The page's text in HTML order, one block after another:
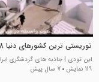
توریستی ترین کشورهای دنیا 2018
این تودی | جاذبه های گردشگری
119 نمایش
7 سال پیش